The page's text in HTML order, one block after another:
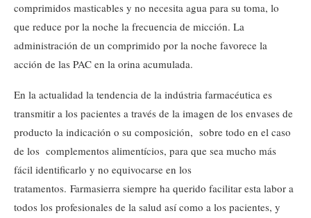
comprimidos masticables y no necesita agua para su toma, lo
que reduce por la noche la frecuencia de micción. La
administración de un comprimido por la noche favorece la
acción de las PAC en la orina acumulada.
En la actualidad la tendencia de la indústria farmacéutica es
transmitir a los pacientes a través de la imagen de los envases de
producto la indicación o su composición, sobre todo en el caso
de los complementos alimentícios, para que sea mucho más
fácil identificarlo y no equivocarse en los
tratamentos. Farmasierra siempre ha querido facilitar esta labor a
todos los profesionales de la salud así como a los pacientes, y